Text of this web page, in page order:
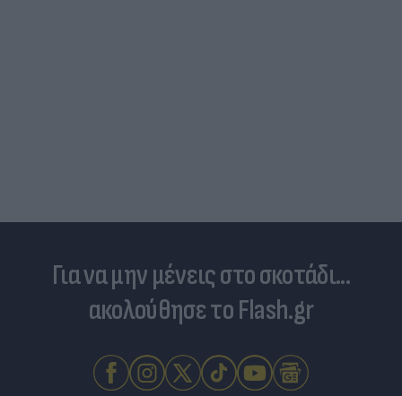
Για να μην μένεις στο σκοτάδι...
ακολούθησε το Flash.gr